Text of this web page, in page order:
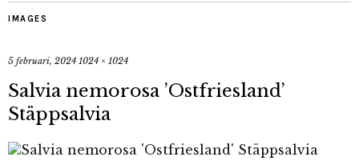
IMAGES
5 februari, 2024 1024 × 1024
Salvia nemorosa ’Ostfriesland’
Stäppsalvia